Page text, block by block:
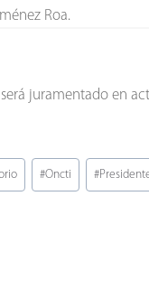
Roa.
juramentado en
#Oncti #